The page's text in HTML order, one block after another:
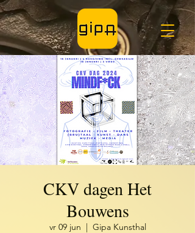
CKV dagen Het
Bouwens
vr 09 jun
  |
Gipa Kunsthal